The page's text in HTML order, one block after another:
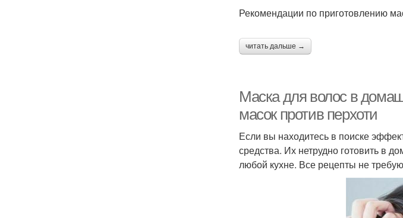
Рекомендации по приготовлению
читать дальше →
Маска для волос в
масок против перхоти
Если вы находитесь в поиске
средства. Их нетрудно готовить в
любой кухне. Все рецепты не